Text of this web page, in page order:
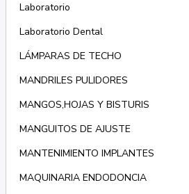
Laboratorio
Laboratorio Dental
LÁMPARAS DE TECHO
MANDRILES PULIDORES
MANGOS,HOJAS Y BISTURIS
MANGUITOS DE AJUSTE
MANTENIMIENTO IMPLANTES
MAQUINARIA ENDODONCIA